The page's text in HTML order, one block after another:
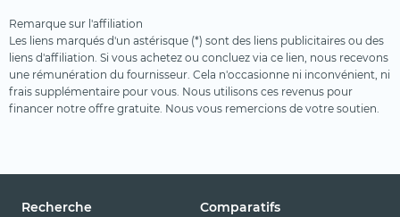
Remarque sur l'affiliation
Les liens marqués d'un astérisque (*) sont des liens publicitaires ou des
liens d'affiliation. Si vous achetez ou concluez via ce lien, nous recevons
une rémunération du fournisseur. Cela n'occasionne ni inconvénient, ni
frais supplémentaire pour vous. Nous utilisons ces revenus pour
financer notre offre gratuite. Nous vous remercions de votre soutien.
Recherche Comparatifs